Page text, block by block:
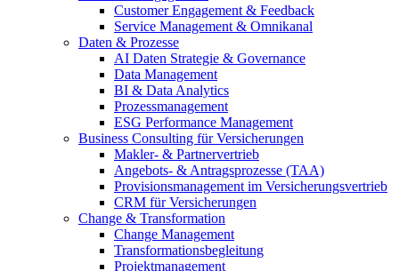
Customer Engagement & Feedback
Service Management & Omnikanal
Daten & Prozesse
AI Daten Strategie & Governance
Data Management
BI & Data Analytics
Prozessmanagement
ESG Performance Management
Business Consulting für Versicherungen
Makler- & Partnervertrieb
Angebots- & Antragsprozesse (TAA)
Provisionsmanagement im Versicherungsvertrieb
CRM für Versicherungen
Change & Transformation
Change Management
Transformationsbegleitung
Projektmanagement